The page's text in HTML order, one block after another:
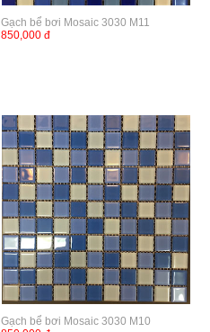
Gạch bể bơi Mosaic 3030 M11
850,000 đ
Gạch bể bơi Mosaic 3030 M10